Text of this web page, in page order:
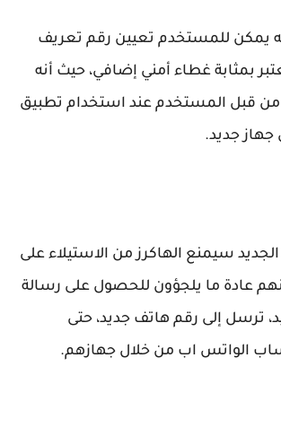
يمكن للمستخدم تعيين رقم تعريف
بمثابة غطاء أمني إضافي، حيث أنه
من قبل المستخدم عند استخدام تطبيق
جديد.
الجديد سيمنع الهاكرز من الاستيلاء على
عادة ما يلجؤون للحصول على رسالة
ترسل إلى رقم هاتف جديد، حتى
الواتس اب من خلال جهازهم.